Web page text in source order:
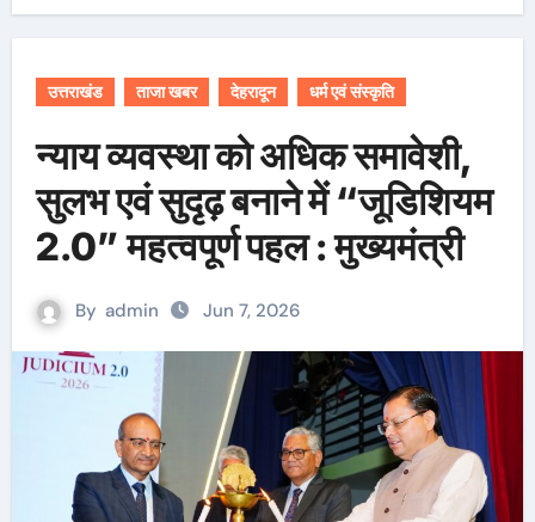
उत्तराखंड ताजा खबर देहरादून धर्म एवं संस्कृति
न्याय व्यवस्था को अधिक समावेशी,
सुलभ एवं सुदृढ़ बनाने में “जूडिशियम
2.0” महत्वपूर्ण पहल : मुख्यमंत्री
By admin Jun 7, 2026